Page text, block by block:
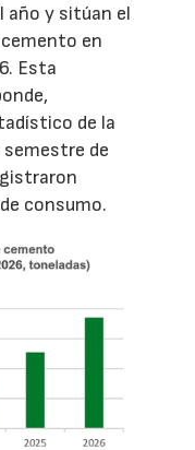
año y sitúan el
en
Esta
de la
de
consumo.